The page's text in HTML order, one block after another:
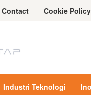
Contact Cookie Policy
Industri Teknologi